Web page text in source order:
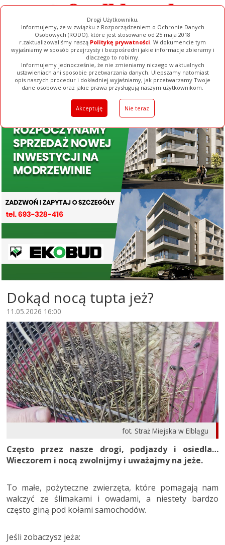
Drogi Użytkowniku,
Informujemy, że w związku z Rozporządzeniem o Ochronie Danych
Osobowych (RODO), które jest stosowane od 25 maja 2018
r.zaktualizowaliśmy naszą Politykę prywatności. W dokumencie tym
wyjaśniamy w sposób przejrzysty i bezpośredni jakie informacje zbieramy i
dlaczego to robimy.
Informujemy jednocześnie, że nie zmieniamy niczego w aktualnych
ustawieniach ani sposobie przetwarzania danych. Ulepszamy natomiast
opis naszych procedur i dokładniej wyjaśniamy, jak przetwarzamy Twoje
dane osobowe oraz jakie prawa przysługują naszym użytkownikom.
Akceptuję Nie teraz
Ogłoszenia Filmy Galerie Baza Firm Pełna Wersja
Dokąd nocą tupta jeż?
11.05.2026 16:00
fot. Straż Miejska w Elblągu
Często przez nasze drogi, podjazdy i osiedla…
Wieczorem i nocą zwolnijmy i uważajmy na jeże.
To małe, pożyteczne zwierzęta, które pomagają nam
walczyć ze ślimakami i owadami, a niestety bardzo
często giną pod kołami samochodów.
Jeśli zobaczysz jeża: